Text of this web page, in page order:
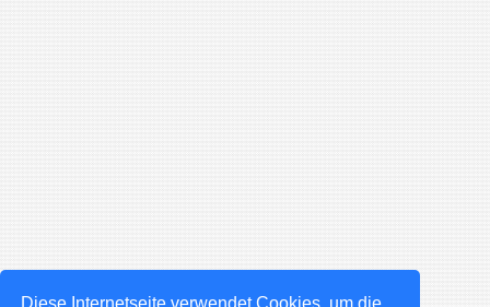
Diese Internetseite verwendet Cookies, um die